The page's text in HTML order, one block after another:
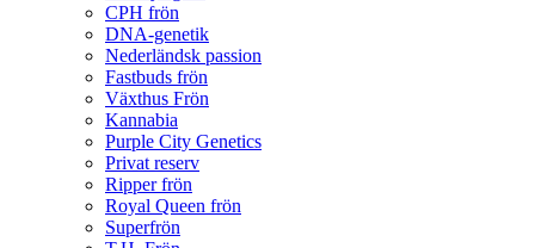
CPH frön
DNA-genetik
Nederländsk passion
Fastbuds frön
Växthus Frön
Kannabia
Purple City Genetics
Privat reserv
Ripper frön
Royal Queen frön
Superfrön